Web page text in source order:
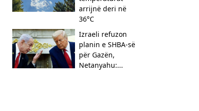
arrijnë deri në
36°C
Izraeli refuzon
planin e SHBA-së
për Gazën,
Netanyahu:...